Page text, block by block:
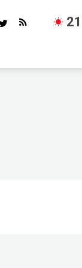
21
τον «Προδότη»